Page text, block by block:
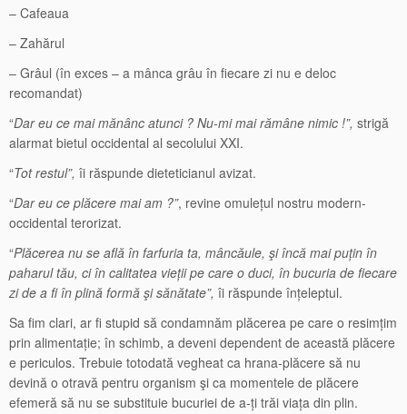
– Cafeaua
– Zahărul
– Grâul (în exces – a mânca grâu în fiecare zi nu e deloc
recomandat)
“Dar eu ce mai mănânc atunci ? Nu-mi mai rămâne nimic !”, strigă
alarmat bietul occidental al secolului XXI.
“Tot restul”, îi răspunde dieteticianul avizat.
“Dar eu ce plăcere mai am ?”, revine omulețul nostru modern-
occidental terorizat.
“Plăcerea nu se află în farfuria ta, mâncăule, şi încă mai puțin în
paharul tău, ci în calitatea vieții pe care o duci, în bucuria de fiecare
zi de a fi în plină formă şi sănătate”, îi răspunde înțeleptul.
Sa fim clari, ar fi stupid să condamnăm plăcerea pe care o resimțim
prin alimentație; în schimb, a deveni dependent de această plăcere
e periculos. Trebuie totodată vegheat ca hrana-plăcere să nu
devină o otravă pentru organism şi ca momentele de plăcere
efemeră să nu se substituie bucuriei de a-ți trăi viața din plin.